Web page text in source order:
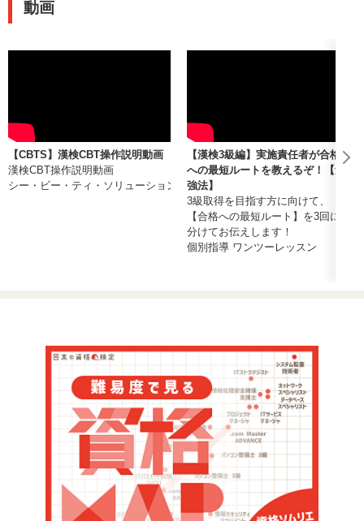
動画
【CBTS】漢検CBT操作説明動画
漢検CBT操作説明動画
シー・ビー・ティ・ソリューションズ株式会社
【漢検3級編】実施責任者が合格
への最短ルートを教えるぞ！【勉
強法】
3級取得を目指す方に向けて、
【合格への最短ルート】を3回に
分けてお伝えします！
個別指導 ワンツーレッスン